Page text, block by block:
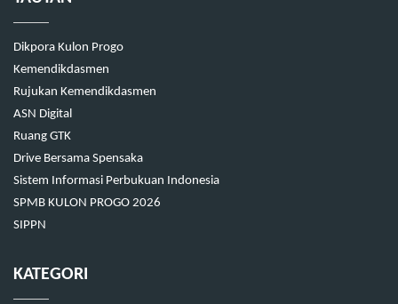
Dikpora Kulon Progo
Kemendikdasmen
Rujukan Kemendikdasmen
ASN Digital
Ruang GTK
Drive Bersama Spensaka
Sistem Informasi Perbukuan Indonesia
SPMB KULON PROGO 2026
SIPPN
KATEGORI